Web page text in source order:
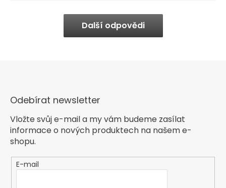
Další odpovědi
Odebírat newsletter
Vložte svůj e-mail a my vám budeme zasílat
informace o nových produktech na našem e-
shopu.
E-mail